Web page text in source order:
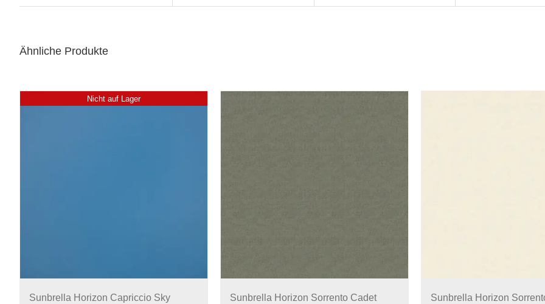
Ähnliche Produkte
Nicht auf Lager
Sunbrella Horizon Capriccio Sky
Sunbrella Horizon Sorrento Cadet
Sunbrella Horizon